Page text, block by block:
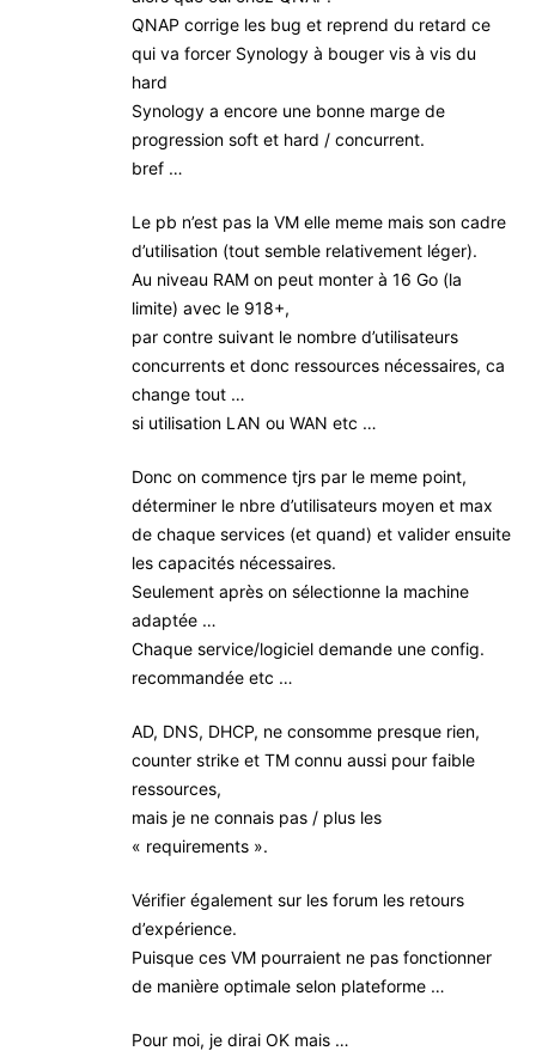
QNAP corrige les bug et reprend du retard ce
qui va forcer Synology à bouger vis à vis du
hard
Synology a encore une bonne marge de
progression soft et hard / concurrent.
bref …
Le pb n’est pas la VM elle meme mais son cadre
d’utilisation (tout semble relativement léger).
Au niveau RAM on peut monter à 16 Go (la
limite) avec le 918+,
par contre suivant le nombre d’utilisateurs
concurrents et donc ressources nécessaires, ca
change tout …
si utilisation LAN ou WAN etc …
Donc on commence tjrs par le meme point,
déterminer le nbre d’utilisateurs moyen et max
de chaque services (et quand) et valider ensuite
les capacités nécessaires.
Seulement après on sélectionne la machine
adaptée …
Chaque service/logiciel demande une config.
recommandée etc …
AD, DNS, DHCP, ne consomme presque rien,
counter strike et TM connu aussi pour faible
ressources,
mais je ne connais pas / plus les
« requirements ».
Vérifier également sur les forum les retours
d’expérience.
Puisque ces VM pourraient ne pas fonctionner
de manière optimale selon plateforme …
Pour moi, je dirai OK mais …